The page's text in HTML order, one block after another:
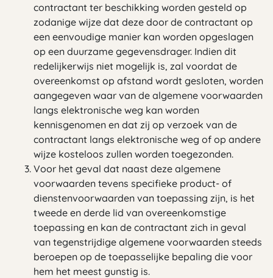
contractant ter beschikking worden gesteld op
zodanige wijze dat deze door de contractant op
een eenvoudige manier kan worden opgeslagen
op een duurzame gegevensdrager. Indien dit
redelijkerwijs niet mogelijk is, zal voordat de
overeenkomst op afstand wordt gesloten, worden
aangegeven waar van de algemene voorwaarden
langs elektronische weg kan worden
kennisgenomen en dat zij op verzoek van de
contractant langs elektronische weg of op andere
wijze kosteloos zullen worden toegezonden.
Voor het geval dat naast deze algemene
voorwaarden tevens specifieke product- of
dienstenvoorwaarden van toepassing zijn, is het
tweede en derde lid van overeenkomstige
toepassing en kan de contractant zich in geval
van tegenstrijdige algemene voorwaarden steeds
beroepen op de toepasselijke bepaling die voor
hem het meest gunstig is.